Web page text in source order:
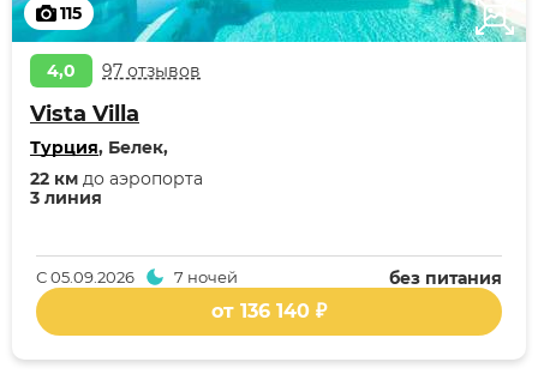
115
4,0 97 отзывов
Vista Villa
Турция, Белек,
3 линия
22 км до аэропорта
без питания
С05.09.2026 7 ночей
от 136 140 ₽